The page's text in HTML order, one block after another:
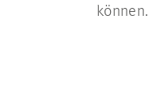
können.